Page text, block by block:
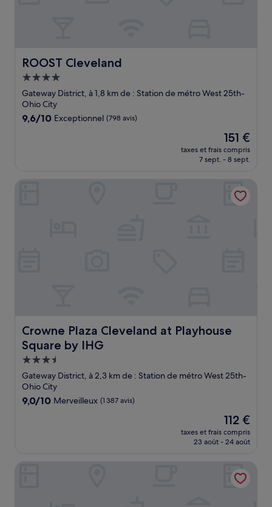
ROOST Cleveland
ROOST Cleveland
Hébergement
4.0 étoiles
Gateway District, à 1,8 km de : Station de métro West 25th-
Ohio City
9.6
9,6/10 Exceptionnel (798 avis)
Le
nouveau
prix
de
151 €
151 €
taxes et frais compris
7 sept. - 8 sept.
Crowne Plaza Cleveland at Playhouse
Square by IHG
Crowne Plaza Cleveland at Playhouse Square by IHG
Hébergement
3.5 étoiles
Gateway District, à 2,3 km de : Station de métro West 25th-
Ohio City
9.0
9,0/10 Merveilleux (1 387 avis)
Le
nouveau
prix
de
112 €
112 €
taxes et frais compris
23 août - 24 août
Crowne Plaza Cleveland at Playhouse Square by IHG